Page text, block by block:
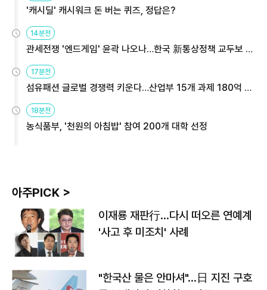
'캐시딜' 캐시워크 돈 버는 퀴즈, 정답은?
14분전
관세전쟁 '엔드게임' 윤곽 나오나…한국 新통상정책 교두보 활
용해야
17분전
섬유패션 글로벌 경쟁력 키운다…산업부 15개 과제 180억 지
원
18분전
농식품부, '천원의 아침밥' 참여 200개 대학 선정
아주PICK >
이재룡 재판行…다시 떠오른 연예계
'사고 후 미조치' 사례
"한국산 물은 안마셔"…日 지진 구호